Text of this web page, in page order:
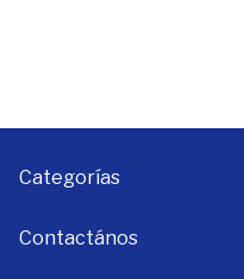
Categorías
Contactános